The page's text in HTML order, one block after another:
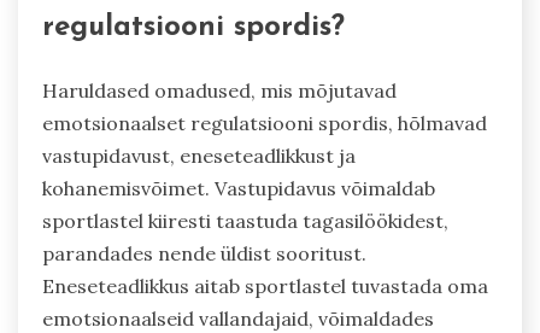
regulatsiooni spordis?
Haruldased omadused, mis mõjutavad
emotsionaalset regulatsiooni spordis, hõlmavad
vastupidavust, eneseteadlikkust ja
kohanemisvõimet. Vastupidavus võimaldab
sportlastel kiiresti taastuda tagasilöökidest,
parandades nende üldist sooritust.
Eneseteadlikkus aitab sportlastel tuvastada oma
emotsionaalseid vallandajaid, võimaldades